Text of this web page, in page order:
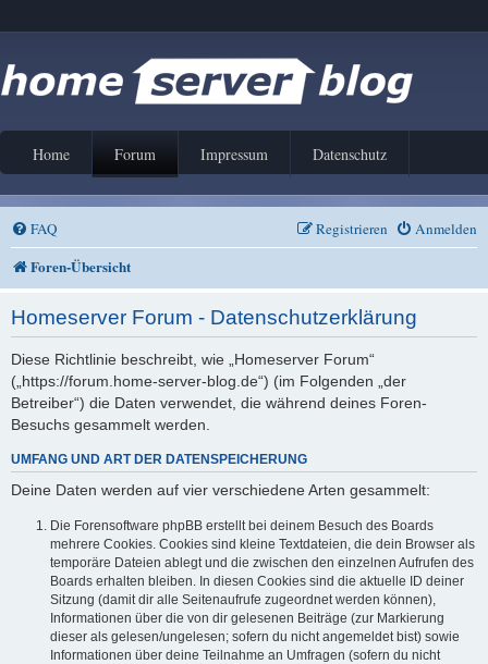
Home Forum Impressum Datenschutz
FAQ Anmelden
Registrieren
Foren-Übersicht
Homeserver Forum - Datenschutzerklärung
Diese Richtlinie beschreibt, wie „Homeserver Forum“
(„https://forum.home-server-blog.de“) (im Folgenden „der
Betreiber“) die Daten verwendet, die während deines Foren-
Besuchs gesammelt werden.
UMFANG UND ART DER DATENSPEICHERUNG
Deine Daten werden auf vier verschiedene Arten gesammelt:
Die Forensoftware phpBB erstellt bei deinem Besuch des Boards
mehrere Cookies. Cookies sind kleine Textdateien, die dein Browser als
temporäre Dateien ablegt und die zwischen den einzelnen Aufrufen des
Boards erhalten bleiben. In diesen Cookies sind die aktuelle ID deiner
Sitzung (damit dir alle Seitenaufrufe zugeordnet werden können),
Informationen über die von dir gelesenen Beiträge (zur Markierung
dieser als gelesen/ungelesen; sofern du nicht angemeldet bist) sowie
Informationen über deine Teilnahme an Umfragen (sofern du nicht